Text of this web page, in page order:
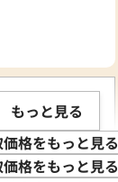
もっと見る
格をもっと見る
格をもっと見る